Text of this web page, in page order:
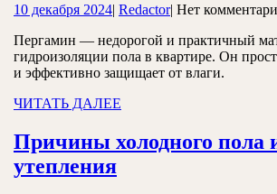
пола
в
квартире:
мой
опыт
10 декабря 202410
2024
| RedactorRedactor
| Нет
Пергамин — недорогой и практичный
гидроизоляции пола в квартире. Он
и эффективно защищает от влаги.
ЧИТАТЬ ДАЛЕЕ
Причины холодного пола
утепленияПричины